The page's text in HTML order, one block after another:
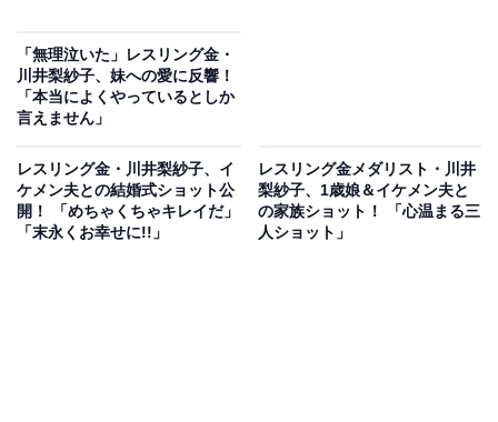
「無理泣いた」レスリング金・
川井梨紗子、妹への愛に反響！
「本当によくやっているとしか
言えません」
レスリング金・川井梨紗子、イ
ケメン夫との結婚式ショット公
開！ 「めちゃくちゃキレイだ」
「末永くお幸せに!!」
レスリング金メダリスト・川井
梨紗子、1歳娘＆イケメン夫と
の家族ショット！ 「心温まる三
人ショット」